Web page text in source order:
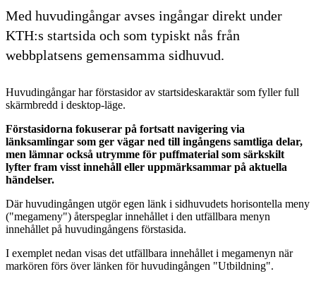
Med huvudingångar avses ingångar direkt under
KTH:s startsida och som typiskt nås från
webbplatsens gemensamma sidhuvud.
Huvudingångar har förstasidor av startsideskaraktär som fyller full
skärmbredd i desktop-läge.
Förstasidorna fokuserar på fortsatt navigering via
länksamlingar som ger vägar ned till ingångens samtliga delar,
men lämnar också utrymme för puffmaterial som särkskilt
lyfter fram visst innehåll eller uppmärksammar på aktuella
händelser.
Där huvudingången utgör egen länk i sidhuvudets horisontella meny
("megameny") återspeglar innehållet i den utfällbara menyn
innehållet på huvudingångens förstasida.
I exemplet nedan visas det utfällbara innehållet i megamenyn när
markören förs över länken för huvudingången "Utbildning".